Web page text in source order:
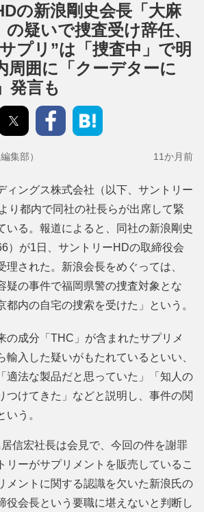
の新浪剛史会長「大麻
疑いで捜査受け辞任、
プリ”は「捜査中」で明
周囲に「クーデターに
発言も
集部） 11か月前
ィングス株式会社（以下、サントリー
り都内で同社の社長らが出席して緊
いる。報道によると、同社の新浪剛史
）が1日、サントリーHDの取締役会
理された。新浪会長をめぐっては、
疑の事件で福岡県警の捜査対象とな
都内の自宅の捜索を受けた」という。
の成分「THC」が含まれたサプリメ
輸入した疑いがもたれているといい、
適法な製品だと思っていた」「知人の
つけてきた」などと説明し、事件の関
いう。
信宏社長は会見で、今回の件を謝罪
リーがサプリメントを販売しているこ
メントに関する認識を欠いた新浪氏の
役会長という要職に堪えないと判断し